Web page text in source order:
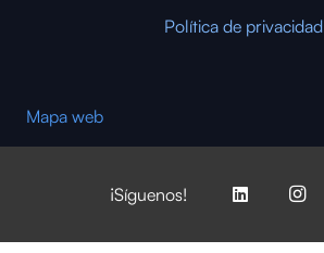
Política de privacidad
Mapa web
¡Síguenos!